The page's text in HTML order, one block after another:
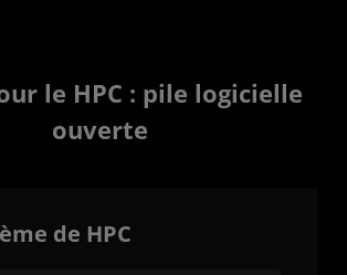
le HPC : pile logicielle
ouverte
de HPC